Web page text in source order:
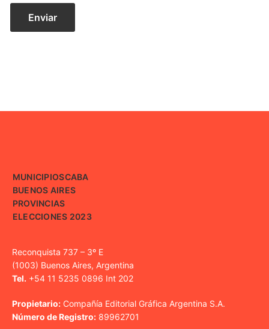
MUNICIPIOSCABA
BUENOS AIRES
PROVINCIAS
ELECCIONES 2023
Reconquista 737 – 3º E
(1003) Buenos Aires, Argentina
Tel. +54 11 5235 0896 Int 202
Propietario: Compañía Editorial Gráfica Argentina S.A.
Número de Registro: 89962701